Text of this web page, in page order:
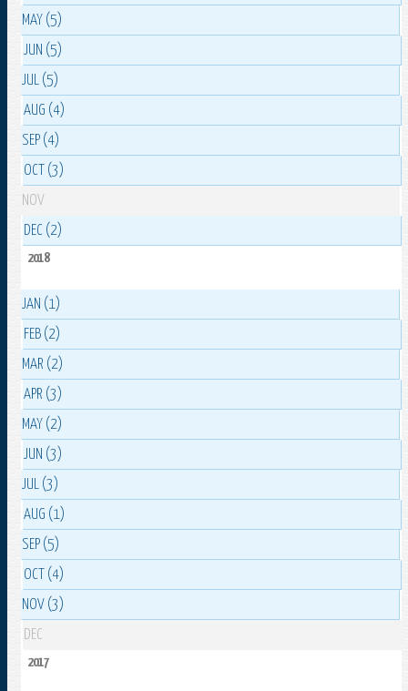
MAY (5)
JUN (5)
JUL (5)
AUG (4)
SEP (4)
OCT (3)
NOV
DEC (2)
2018
JAN (1)
FEB (2)
MAR (2)
APR (3)
MAY (2)
JUN (3)
JUL (3)
AUG (1)
SEP (5)
OCT (4)
NOV (3)
DEC
2017